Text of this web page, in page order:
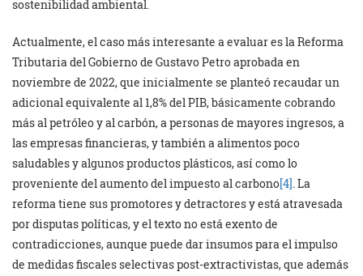
sostenibilidad ambiental.
Actualmente, el caso más interesante a evaluar es la Reforma
Tributaria del Gobierno de Gustavo Petro aprobada en
noviembre de 2022, que inicialmente se planteó recaudar un
adicional equivalente al 1,8% del PIB, básicamente cobrando
más al petróleo y al carbón, a personas de mayores ingresos, a
las empresas financieras, y también a alimentos poco
saludables y algunos productos plásticos, así como lo
proveniente del aumento del impuesto al carbono[4]. La
reforma tiene sus promotores y detractores y está atravesada
por disputas políticas, y el texto no está exento de
contradicciones, aunque puede dar insumos para el impulso
de medidas fiscales selectivas post-extractivistas, que además